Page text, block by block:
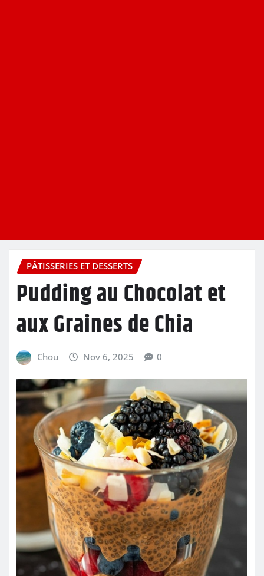
PÂTISSERIES ET DESSERTS
Pudding au Chocolat et
aux Graines de Chia
Chou Nov 6, 2025 0